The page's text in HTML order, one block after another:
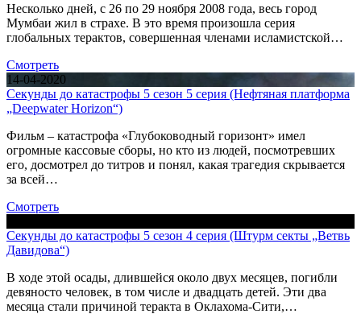
Несколько дней, с 26 по 29 ноября 2008 года, весь город
Мумбаи жил в страхе. В это время произошла серия
глобальных терактов, совершенная членами исламистской…
Смотреть
14-04-2020
Секунды до катастрофы 5 сезон 5 серия (Нефтяная платформа
„Deepwater Horizon“)
Фильм – катастрофа «Глубоководный горизонт» имел
огромные кассовые сборы, но кто из людей, посмотревших
его, досмотрел до титров и понял, какая трагедия скрывается
за всей…
Смотреть
Секунды до катастрофы 5 сезон 4 серия (Штурм секты „Ветвь
Давидова“)
В ходе этой осады, длившейся около двух месяцев, погибли
девяносто человек, в том числе и двадцать детей. Эти два
месяца стали причиной теракта в Оклахома-Сити,…